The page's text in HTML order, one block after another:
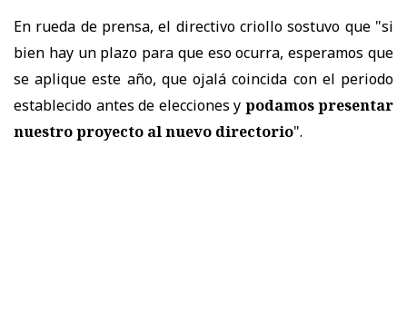
En rueda de prensa, el directivo criollo sostuvo que "si
bien hay un plazo para que eso ocurra, esperamos que
se aplique este año, que ojalá coincida con el periodo
establecido antes de elecciones y podamos presentar
nuestro proyecto al nuevo directorio".